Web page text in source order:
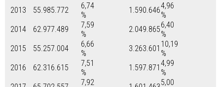
2013
55.985.772
6,74
%
1.590.6464,96
%
2014
62.977.489
7,59
%
2.049.8656,40
%
2015
55.257.004
6,66
%
3.263.601 10,19
%
2016
62.316.615
7,51
%
1.597.871 4,99
%
7,92
5,00